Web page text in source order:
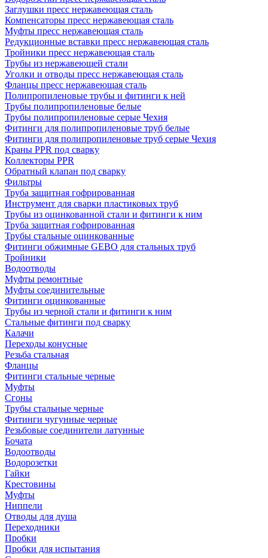
Заглушки пресс нержавеющая сталь
Компенсаторы пресс нержавеющая сталь
Муфты пресс нержавеющая сталь
Редукционные вставки пресс нержавеющая сталь
Тройники пресс нержавеющая сталь
Трубы из нержавеющей стали
Уголки и отводы пресс нержавеющая сталь
Фланцы пресс нержавеющая сталь
Полипропиленовые трубы и фитинги к ней
Трубы полипропиленовые белые
Трубы полипропиленовые серые Чехия
Фитинги для полипропиленовые труб белые
Фитинги для полипропиленовые труб серые Чехия
Краны PPR под сварку
Коллекторы PPR
Обратный клапан под сварку
Фильтры
Труба защитная гофрированная
Инструмент для сварки пластиковых труб
Трубы из оцинкованной стали и фитинги к ним
Труба защитная гофрированная
Трубы стальные оцинкованные
Фитинги обжимные GEBO для стальных труб
Тройники
Водоотводы
Муфты ремонтные
Муфты соединительные
Фитинги оцинкованные
Трубы из черной стали и фитинги к ним
Стальные фитинги под сварку
Калачи
Переходы конусные
Резьба стальная
Фланцы
Фитинги стальные черные
Муфты
Сгоны
Трубы стальные черные
Фитинги чугунные черные
Резьбовые соединители латунные
Бочата
Водоотводы
Водорозетки
Гайки
Крестовины
Муфты
Ниппели
Отводы для душа
Переходники
Пробки
Пробки для испытания